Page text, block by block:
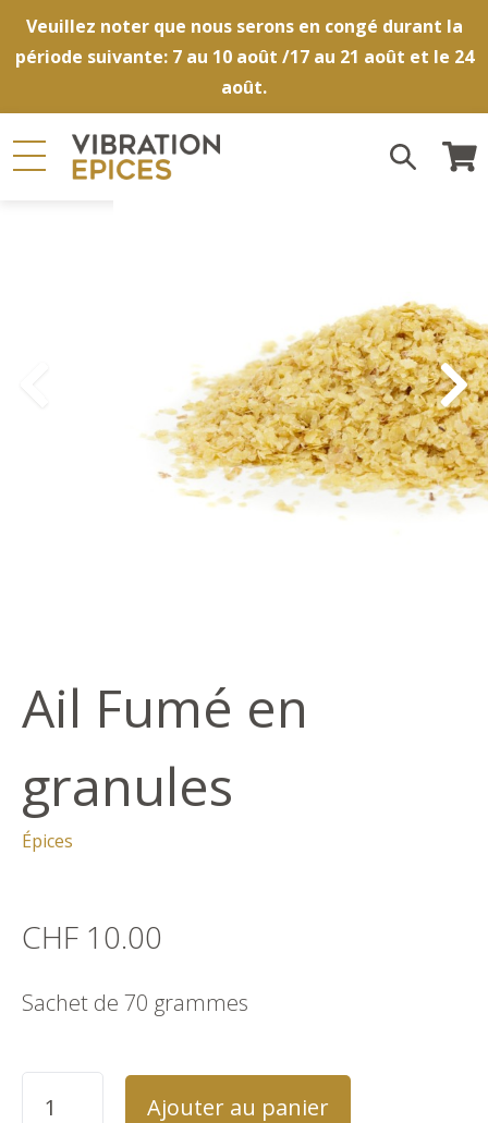
Veuillez noter que nous serons en congé durant la
période suivante: 7 au 10 août /17 au 21 août et le 24
août.
Ail Fumé en
granules
Épices
CHF 10.00
Sachet de 70 grammes
Ajouter au panier